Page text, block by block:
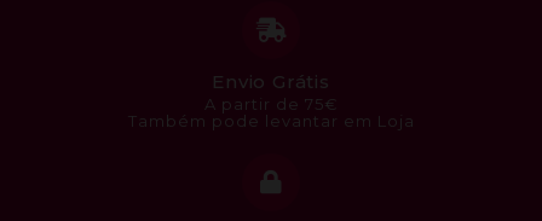
Envio Grátis
A partir de 75€
Também pode levantar em Loja